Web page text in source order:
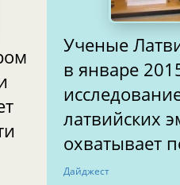
Ученые
в январе
латвийских
охватывает
Дайджест